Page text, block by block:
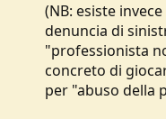
(NB: esiste
denuncia di
"professionista
concreto di
per "abuso della